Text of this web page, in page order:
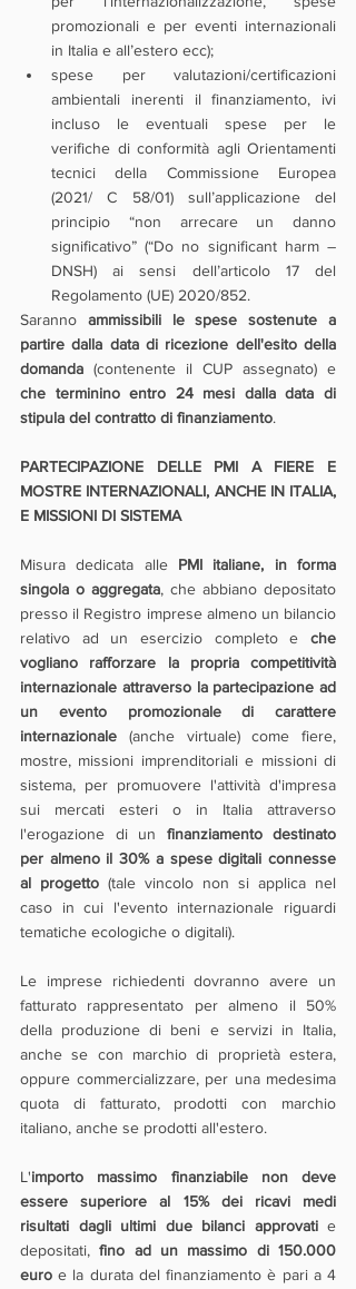
promozionali e per eventi internazionali
in Italia e all’estero ecc);
spese per valutazioni/certificazioni
ambientali inerenti il finanziamento, ivi
incluso le eventuali spese per le
verifiche di conformità agli Orientamenti
tecnici della Commissione Europea
(2021/ C 58/01) sull’applicazione del
principio “non arrecare un danno
significativo” (“Do no significant harm –
DNSH) ai sensi dell’articolo 17 del
Regolamento (UE) 2020/852.
Saranno ammissibili le spese sostenute a
partire dalla data di ricezione dell'esito della
domanda
che terminino entro 24 mesi dalla data di
stipula del contratto di finanziamento.
PARTECIPAZIONE DELLE PMI A FIERE E
MOSTRE INTERNAZIONALI, ANCHE IN ITALIA,
E MISSIONI DI SISTEMA
Misura dedicata alle PMI italiane, in forma
singola o aggregata, che abbiano depositato
presso il Registro imprese almeno un bilancio
relativo ad un esercizio completo e che
vogliano rafforzare la propria competitività
internazionale attraverso la partecipazione ad
un evento promozionale di carattere
internazionale (anche virtuale) come fiere,
mostre, missioni imprenditoriali e missioni di
sistema, per promuovere l'attività d'impresa
sui mercati esteri o in Italia attraverso
l'erogazione di un finanziamento destinato
per almeno il 30% a spese digitali connesse
al progetto (tale vincolo non si applica nel
caso in cui l'evento internazionale riguardi
tematiche ecologiche o digitali).
Le imprese richiedenti dovranno avere un
fatturato rappresentato per almeno il 50%
della produzione di beni e servizi in Italia,
anche se con marchio di proprietà estera,
oppure commercializzare, per una medesima
quota di fatturato, prodotti con marchio
italiano, anche se prodotti all'estero.
L'importo massimo finanziabile non deve
essere superiore al 15% dei ricavi medi
risultati dagli ultimi due bilanci approvati e
depositati, fino ad un massimo di 150.000
euro e la durata del finanziamento è pari a 4